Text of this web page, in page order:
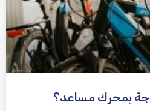
بمحرك مساعد؟